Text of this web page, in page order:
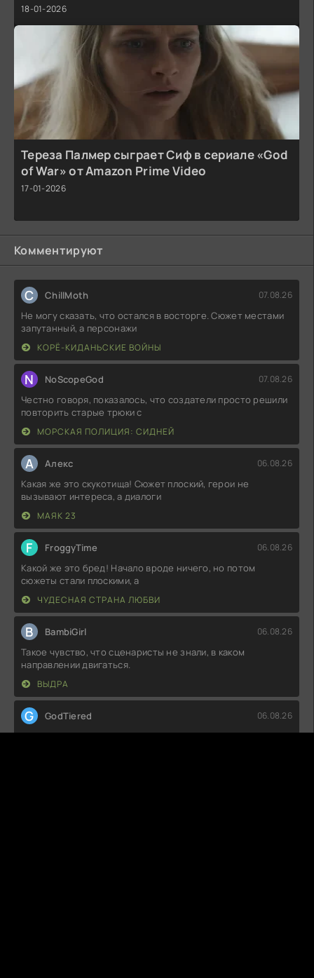
18-01-2026
Тереза Палмер сыграет Сиф в сериале «God
of War» от Amazon Prime Video
17-01-2026
Комментируют
C ChillMoth 07.08.26
Не могу сказать, что остался в восторге. Сюжет местами
запутанный, а персонажи
КОРЁ-КИДАНЬСКИЕ ВОЙНЫ
N NoScopeGod 07.08.26
Честно говоря, показалось, что создатели просто решили
повторить старые трюки с
МОРСКАЯ ПОЛИЦИЯ: СИДНЕЙ
А Алекс 06.08.26
Какая же это скукотища! Сюжет плоский, герои не
вызывают интереса, а диалоги
МАЯК 23
F FroggyTime 06.08.26
Какой же это бред! Начало вроде ничего, но потом
сюжеты стали плоскими, а
ЧУДЕСНАЯ СТРАНА ЛЮБВИ
B BambiGirl 06.08.26
Такое чувство, что сценаристы не знали, в каком
направлении двигаться.
ВЫДРА
G GodTiered 06.08.26
Что-то меня этот сюжет совсем не зацепил. Начало вроде